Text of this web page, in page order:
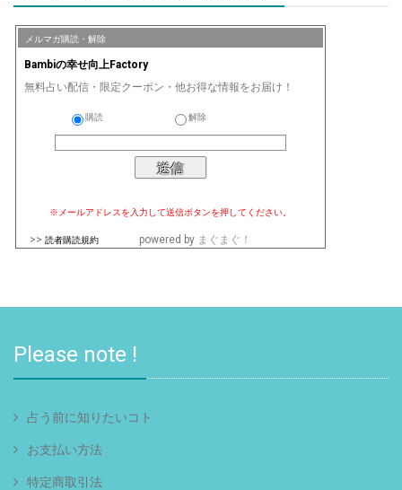
メルマガ購読・解除
Bambiの幸せ向上Factory
無料占い配信・限定クーポン・他お得な情報をお届け！
購読 解除
※メールアドレスを入力して送信ボタンを押してください。
>> 読者購読規約 powered by まぐまぐ！
Please note !
占う前に知りたいコト
お支払い方法
特定商取引法